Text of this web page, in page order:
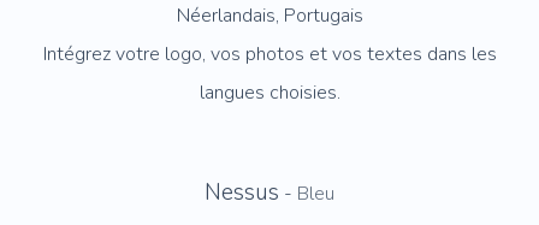
Néerlandais, Portugais
Intégrez votre logo, vos photos et vos textes dans les
langues choisies.
Nessus - Bleu